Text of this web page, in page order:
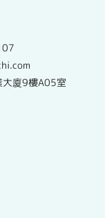
廈9樓A05室